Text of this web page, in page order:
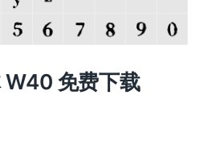
W40 免费下载